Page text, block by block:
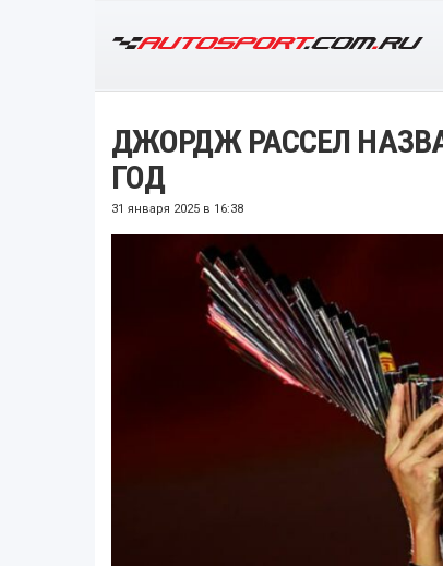
ДЖОРДЖ РАССЕЛ
ГОД
31 января 2025 в 16:38